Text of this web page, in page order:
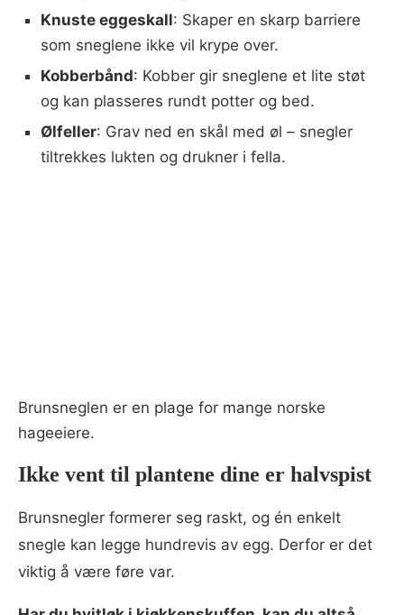
Knuste eggeskall: Skaper en skarp barriere
som sneglene ikke vil krype over.
Kobberbånd: Kobber gir sneglene et lite støt
og kan plasseres rundt potter og bed.
Ølfeller: Grav ned en skål med øl – snegler
tiltrekkes lukten og drukner i fella.
Brunsneglen er en plage for mange norske
hageeiere.
Ikke vent til plantene dine er halvspist
Brunsnegler formerer seg raskt, og én enkelt
snegle kan legge hundrevis av egg. Derfor er det
viktig å være føre var.